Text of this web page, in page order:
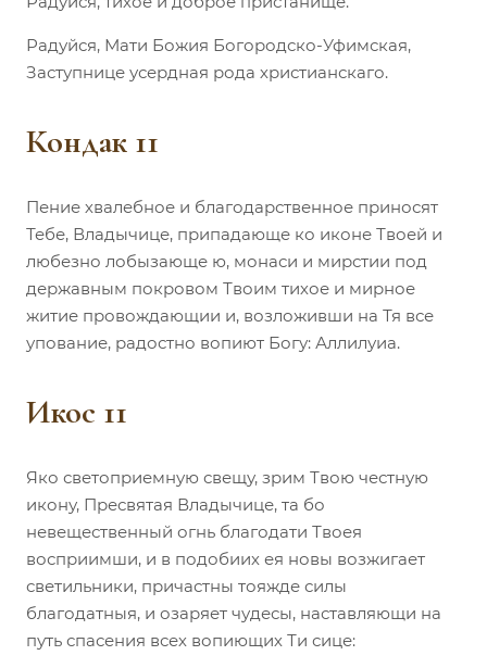
Радуйся, Мати Божия Богородско-Уфимская,
Заступнице усердная рода христианскаго.
Кондак 11
Пение хвалебное и благодарственное приносят
Тебе, Владычице, припадающе ко иконе Твоей и
любезно лобызающе ю, монаси и мирстии под
державным покровом Твоим тихое и мирное
житие провождающии и, возложивши на Тя все
упование, радостно вопиют Богу: Аллилуиа.
Икос 11
Яко светоприемную свещу, зрим Твою честную
икону, Пресвятая Владычице, та бо
невещественный огнь благодати Твоея
восприимши, и в подобиих ея новы возжигает
светильники, причастны тояжде силы
благодатныя, и озаряет чудесы, наставляющи на
путь спасения всех вопиющих Ти сице: